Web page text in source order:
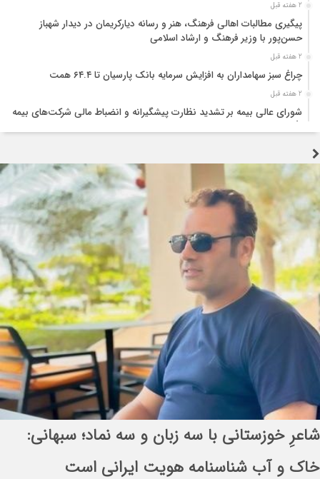
2 هفته قبل
پیگیری مطالبات اهالی فرهنگ، هنر و رسانه دیارکریمان در دیدار شهباز
حسن‌پور با وزیر فرهنگ و ارشاد اسلامی
2 هفته قبل
چراغ سبز سهامداران به افزایش سرمایه بانک پارسیان تا ۶۴.۴ همت
2 هفته قبل
شورای عالی بیمه بر تشدید نظارت پیشگیرانه و انضباط مالی شرکت‌های بیمه
تجربه جنگ اوکراین؛ نقشه راهی برای تقویت تاب‌آوری صنعت بیمه
2 هفته قبل
تولید قطعه زیر سایه خاموشی و بحران ارز؛ هشدار درباره توقف زنجیره تامین
خودرو
جنگ زیرساختی؛ آزمونی که اراده ملت ایران را نمی‌شکند
3 هفته قبل
اربعین؛ احیای عدالت و پاکی در برابر فساد اقتصادی
3 هفته قبل
سوداگریِ کمیابی؛ چگونه رانتجویی، موتور اشتغال را خاموش میکند
سرمایه‌گذاری، نقدینگی، فناوری و نیروی انسانی؛ چهار بحران همزمان صنعت
تسهیل تردد زائران؛ احتمال تداوم رایگان بودن مترو تهران تا پایان اربعین
3 هفته قبل
شاعرِ خوزستانی با سه زبان و سه نماد؛ سبهانی: خاک و آب شناسنامه هویت
ایرانی است
انتصاب راهبردی در قرارگاه بین‌المللی سازندگی
اباصالح المهدی (عج)